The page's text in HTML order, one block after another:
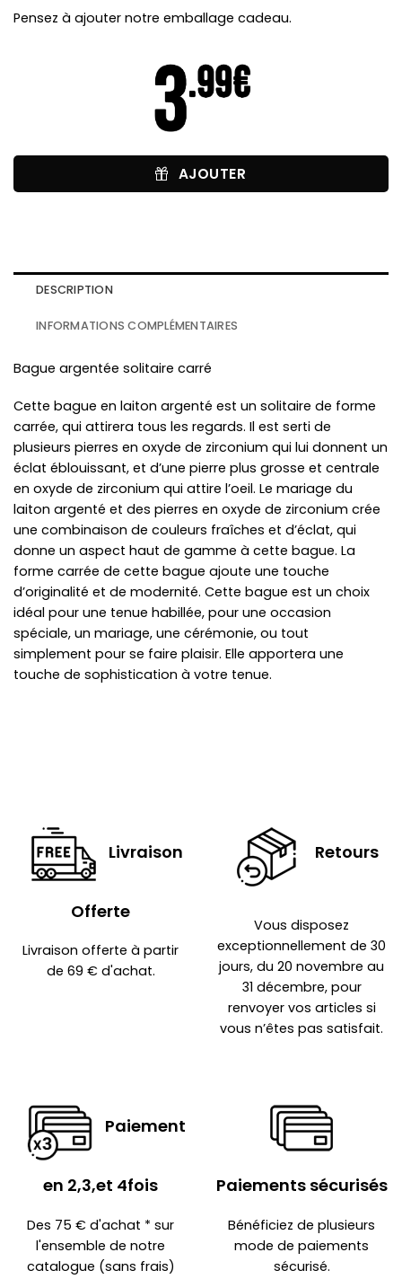
Pensez à ajouter notre emballage cadeau.
AJOUTER
DESCRIPTION
INFORMATIONS COMPLÉMENTAIRES
Bague argentée solitaire carré
Cette bague en laiton argenté est un solitaire de forme
carrée, qui attirera tous les regards. Il est serti de
plusieurs pierres en oxyde de zirconium qui lui donnent un
éclat éblouissant, et d’une pierre plus grosse et centrale
en oxyde de zirconium qui attire l’oeil. Le mariage du
laiton argenté et des pierres en oxyde de zirconium crée
une combinaison de couleurs fraîches et d’éclat, qui
donne un aspect haut de gamme à cette bague. La
forme carrée de cette bague ajoute une touche
d’originalité et de modernité. Cette bague est un choix
idéal pour une tenue habillée, pour une occasion
spéciale, un mariage, une cérémonie, ou tout
simplement pour se faire plaisir. Elle apportera une
touche de sophistication à votre tenue.
Livraison
Offerte
Livraison offerte à partir
de 69 € d'achat.
Retours
Vous disposez
exceptionnellement de 30
jours, du 20 novembre au
31 décembre, pour
renvoyer vos articles si
vous n’êtes pas satisfait.
Paiement
en 2,3,et 4fois
Des 75 € d'achat * sur
l'ensemble de notre
catalogue (sans frais)
Paiements sécurisés
Bénéficiez de plusieurs
mode de paiements
sécurisé.